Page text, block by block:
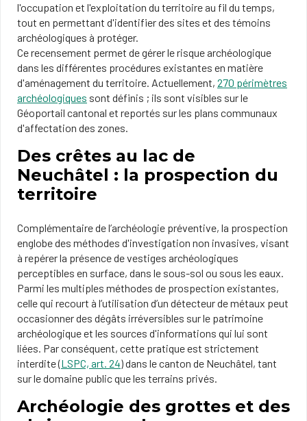
l'occupation et l'exploitation du territoire au fil du temps,
tout en permettant d'identifier des sites et des témoins
archéologiques à protéger.
Ce recensement permet de gérer le risque archéologique
dans les différentes procédures existantes en matière
d'aménagement du territoire. Actuellement, 270 périmètres
archéologiques sont définis ; ils sont visibles sur le
Géoportail cantonal et reportés sur les plans communaux
d'affectation des zones.
Des crêtes au lac de
Neuchâtel : la prospection du
territoire
Complémentaire de l’archéologie préventive, la prospection
englobe des méthodes d'investigation non invasives, visant
à repérer la présence de vestiges archéologiques
perceptibles en surface, dans le sous-sol ou sous les eaux.
Parmi les multiples méthodes de prospection existantes,
celle qui recourt à l’utilisation d’un détecteur de métaux peut
occasionner des dégâts irréversibles sur le patrimoine
archéologique et les sources d'informations qui lui sont
liées. Par conséquent, cette pratique est strictement
interdite (LSPC, art. 24) dans le canton de Neuchâtel, tant
sur le domaine public que les terrains privés.
Archéologie des grottes et des